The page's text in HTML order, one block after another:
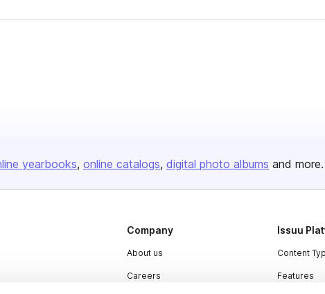
yearbooks online catalogs digital photo albums and
Company
About us
Careers
Issuu
Content
Features